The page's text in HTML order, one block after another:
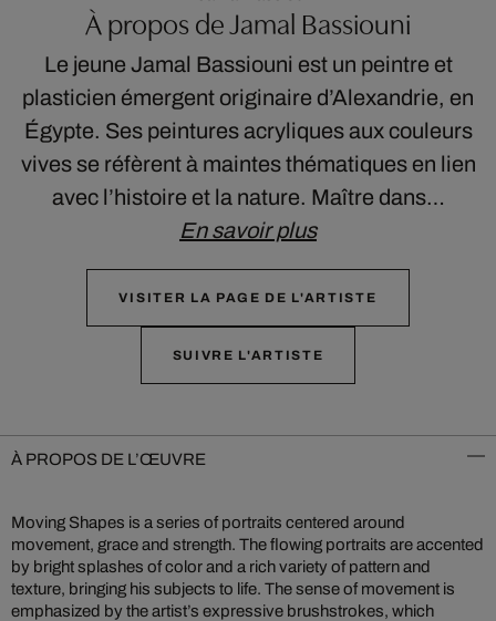
À propos de Jamal Bassiouni
Le jeune Jamal Bassiouni est un peintre et
plasticien émergent originaire d’Alexandrie, en
Égypte. Ses peintures acryliques aux couleurs
vives se réfèrent à maintes thématiques en lien
avec l’histoire et la nature. Maître dans…
En savoir plus
VISITER LA PAGE DE L'ARTISTE
SUIVRE L'ARTISTE
À PROPOS DE L’ŒUVRE
Moving Shapes is a series of portraits centered around
movement, grace and strength. The flowing portraits are accented
by bright splashes of color and a rich variety of pattern and
texture, bringing his subjects to life. The sense of movement is
emphasized by the artist’s expressive brushstrokes, which